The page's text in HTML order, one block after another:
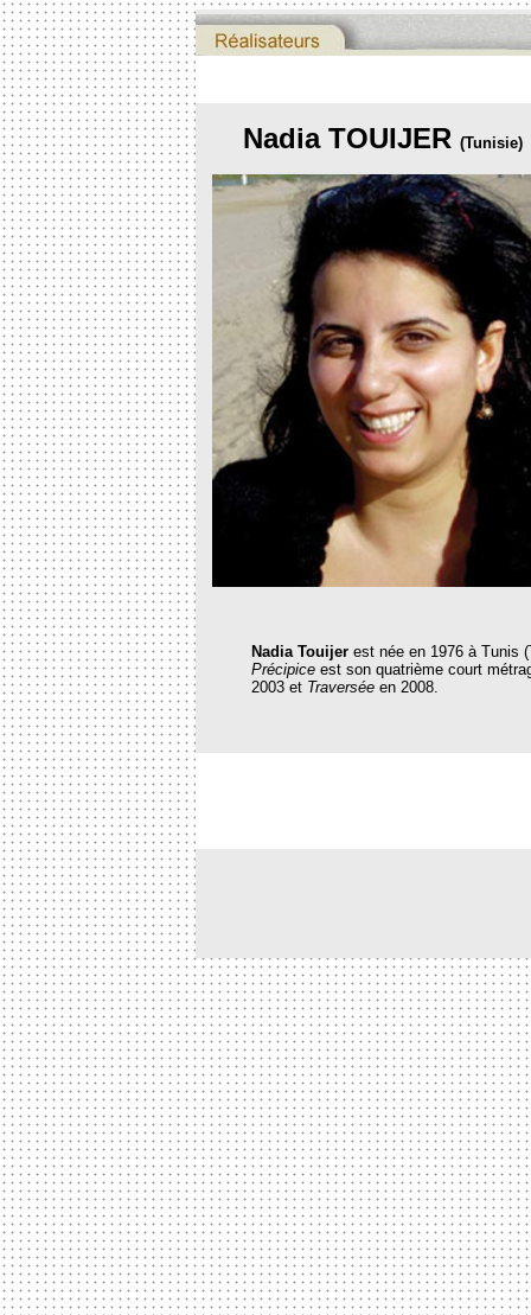
Nadia TOUIJER (Tunisie)
Nadia Touijer est née en 1976 à Tunis
Précipice est son quatrième court
2003 et Traversée en 2008.